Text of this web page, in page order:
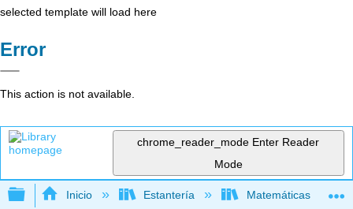
selected template will load here
Error
This action is not available.
chrome_reader_mode Enter Reader
Mode
Expandir/contraer jerarquía global
Inicio Estantería Matemáticas